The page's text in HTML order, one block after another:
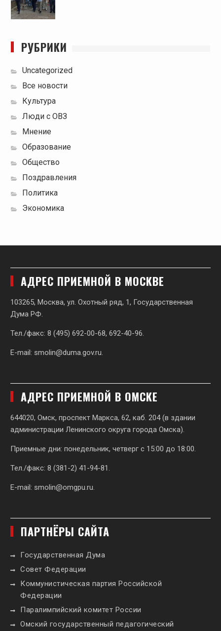
РУБРИКИ
Uncategorized
Все новости
Культура
Люди с ОВЗ
Мнение
Образование
Общество
Поздравления
Политика
Экономика
АДРЕС ПРИЕМНОЙ В МОСКВЕ
103265, Москва, ул. Охотный ряд, 1, Государственная
Дума РФ.
Тел./факс: 8 (495) 692-00-68, 692-40-96.
E-mail: smolin@duma.gov.ru
АДРЕС ПРИЕМНОЙ В ОМСКЕ
644020, Омск, проспект Маркса, 62, каб. 204 (в здании
администрации Ленинского округа города Омска).
Приемные дни: понедельник, четверг с 15:00 до 18:00.
Тел./факс: 8 (381-2) 41-94-81.
E-mail: smolin@omgpu.ru
ПАРТНЁРЫ САЙТА
Государственная Дума
Совет Федерации
Коммунистическая партия Российской
Федерации
Паралимпийский комитет России
Омский государственный педагогический